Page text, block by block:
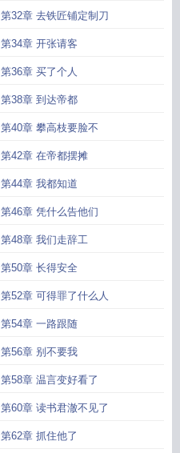
第32章 去铁匠铺定制刀
第34章 开张请客
第36章 买了个人
第38章 到达帝都
第40章 攀高枝要脸不
第42章 在帝都摆摊
第44章 我都知道
第46章 凭什么告他们
第48章 我们走辞工
第50章 长得安全
第52章 可得罪了什么人
第54章 一路跟随
第56章 别不要我
第58章 温言变好看了
第60章 读书君澈不见了
第62章 抓住他了